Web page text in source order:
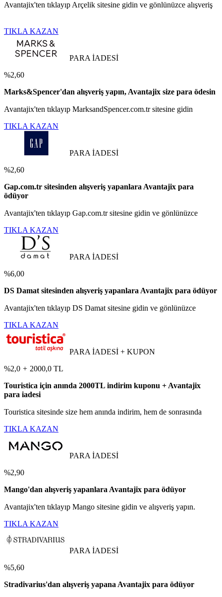
Avantajix'ten tıklayıp Arçelik sitesine gidin ve gönlünüzce alışveriş
TIKLA KAZAN
PARA İADESİ
%2,60
Marks&Spencer'dan alışveriş yapın, Avantajix size para ödesin
Avantajix'ten tıklayıp MarksandSpencer.com.tr sitesine gidin
TIKLA KAZAN
PARA İADESİ
%2,60
Gap.com.tr sitesinden alışveriş yapanlara Avantajix para
ödüyor
Avantajix'ten tıklayıp Gap.com.tr sitesine gidin ve gönlünüzce
TIKLA KAZAN
PARA İADESİ
%6,00
DS Damat sitesinden alışveriş yapanlara Avantajix para ödüyor
Avantajix'ten tıklayıp DS Damat sitesine gidin ve gönlünüzce
TIKLA KAZAN
PARA İADESİ + KUPON
%2,0 + 2000,0 TL
Touristica için anında 2000TL indirim kuponu + Avantajix
para iadesi
Touristica sitesinde size hem anında indirim, hem de sonrasında
TIKLA KAZAN
PARA İADESİ
%2,90
Mango'dan alışveriş yapanlara Avantajix para ödüyor
Avantajix'ten tıklayıp Mango sitesine gidin ve alışveriş yapın.
TIKLA KAZAN
PARA İADESİ
%5,60
Stradivarius'dan alışveriş yapana Avantajix para ödüyor